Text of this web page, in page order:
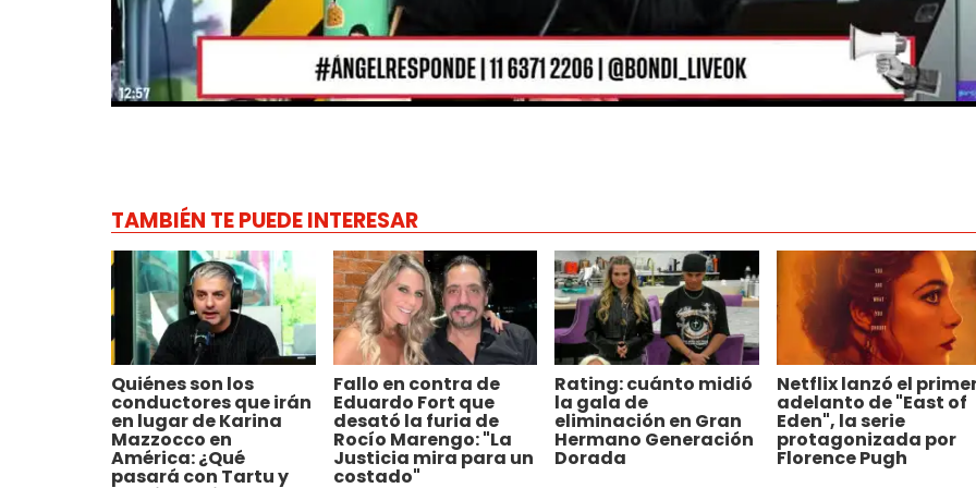
TAMBIÉN TE PUEDE INTERESAR
Quiénes son los
conductores que irán
en lugar de Karina
Mazzocco en
América: ¿Qué
pasará con Tartu y
Fallo en contra de
Eduardo Fort que
desató la furia de
Rocío Marengo: "La
Justicia mira para un
costado"
Rating: cuánto midió
la gala de
eliminación en Gran
Hermano Generación
Dorada
Netflix lanzó el
adelanto de "East of
Eden", la serie
protagonizada por
Florence Pugh